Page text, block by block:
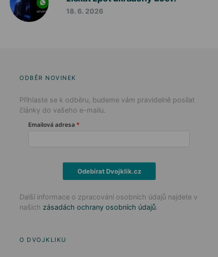
18. 6. 2026
ODBĚR NOVINEK
Přihlaste se k odběru, budeme vám pravidelně posílat
články do vašeho e-mailu.
Emailová adresa
Odebírat Dvojklik.cz
Další informace o zpracování osobních údajů najdete v
našich zásadách ochrany osobních údajů.
O DVOJKLIKU